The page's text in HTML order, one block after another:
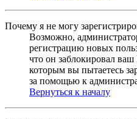
Почему я не могу
Возможно,
регистрацию новых
что он заблокировал
которым вы пытаетесь
за помощью к
Вернуться к началу